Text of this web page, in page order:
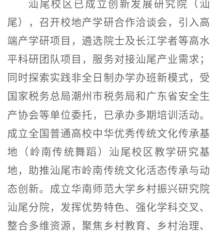
汕尾校区已成立创新发展研究院（汕
尾），召开校地产学研合作洽谈会，引入高
端产学研项目，遴选院士及长江学者等高水
平科研团队项目，服务对接汕尾产业需求；
同时探索实践非全日制办学办班新模式，受
国家税务总局潮州市税务局和广东省安全生
产协会等单位委托，已承办多期 培训活动。
成立全国普通高校中华优秀传统文化传承基
地（岭南传统舞蹈）汕尾校区教学研究基
地，助推汕尾市岭南传统文化活态传承与动
态创新。成立华南师范大学乡村振兴研究院
汕尾分院，发挥优势特色、强化学科交叉、
整合多维资源，聚焦乡村教育、乡村治理、